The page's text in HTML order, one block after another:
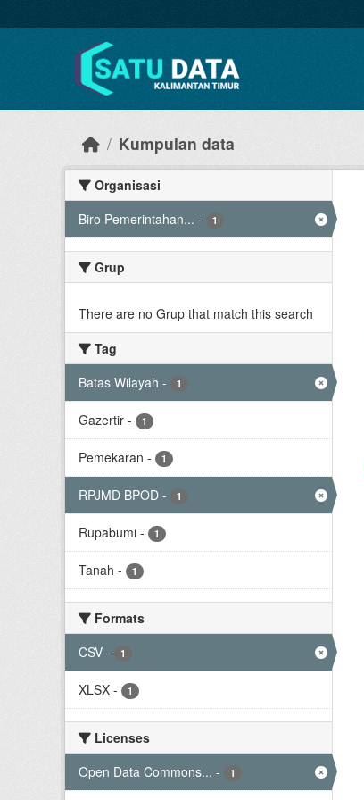
Kumpulan data
Organisasi
Biro Pemerintahan... - 1
Grup
There are no Grup that match this search
Tag
Batas Wilayah - 1
Gazertir - 1
Pemekaran - 1
RPJMD BPOD - 1
Rupabumi - 1
Tanah - 1
Formats
CSV - 1
XLSX - 1
Licenses
Open Data Commons... - 1